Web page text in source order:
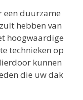
een duurzame
hebben van
hoogwaardige
technieken op
kunnen
die uw dak